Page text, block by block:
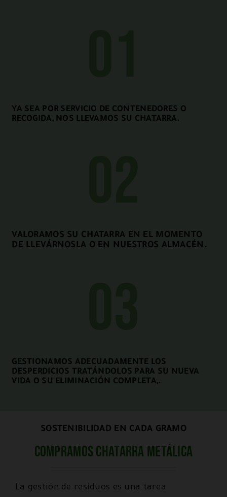
YA SEA POR SERVICIO DE CONTENEDORES O
RECOGIDA, NOS LLEVAMOS SU CHATARRA.
VALORAMOS SU CHATARRA EN EL MOMENTO
DE LLEVÁRNOSLA O EN NUESTROS ALMACÉN.
GESTIONAMOS ADECUADAMENTE LOS
DESPERDICIOS TRATÁNDOLOS PARA SU NUEVA
VIDA O SU ELIMINACIÓN COMPLETA,.
SOSTENIBILIDAD EN CADA GRAMO
Compramos chatarra metálica
La gestión de residuos es una tarea